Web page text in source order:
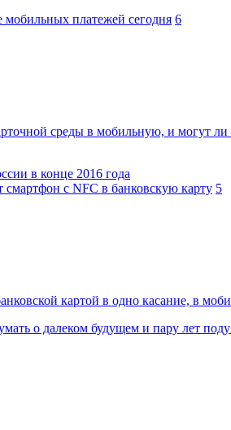
платежей сегодня 6
среды в мобильную, и могут
в конце 2016 года
с NFC в банковскую карту 5
картой в одно касание, в
о далеком будущем и пару лет